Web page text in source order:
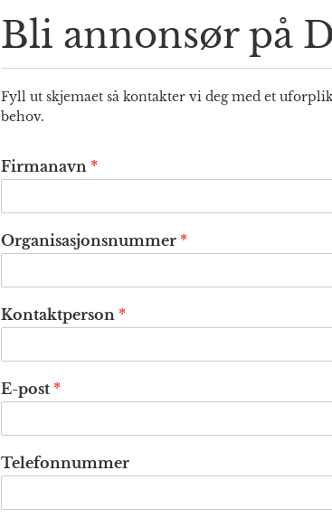
Bli annonsør på
Fyll ut skjemaet så kontakter vi deg med et
behov.
Firmanavn *
i
n
e
r
e
s
r
T
l
Organisasjonsnummer *
Kontaktperson *
E-post *
Telefonnummer